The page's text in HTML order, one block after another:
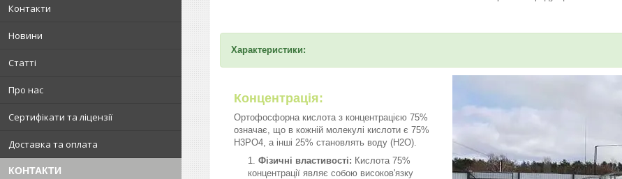
Контакти
Новини
Статті
Про нас
Сертифікати та ліцензії
Доставка та оплата
КОНТАКТИ
Характеристики:
Концентрація:
Ортофосфорна кислота з концентрацією 75%
означає, що в кожній молекулі кислоти є 75%
H3PO4, а інші 25% становлять воду (H2O).
Фізичні властивості: Кислота 75%
концентрації являє собою високов'язку